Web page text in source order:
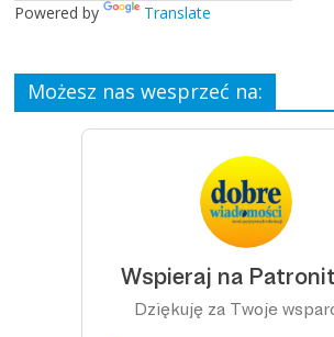
Powered by Translate
Możesz nas wesprzeć na: